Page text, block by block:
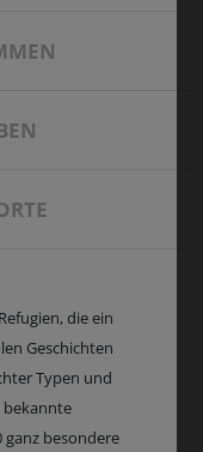
die ein
Geschichten
Typen und
bekannte
besondere